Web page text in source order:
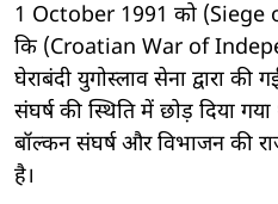
1 October 1991 को
कि (Croatian War of
घेराबंदी युगोस्लाव सेना द्वारा की
संघर्ष की स्थिति में छोड़ दिया
बॉल्कन संघर्ष और विभाजन की
है।